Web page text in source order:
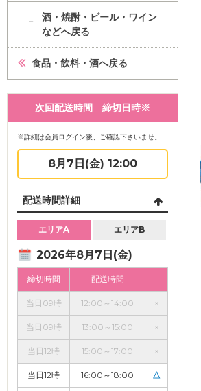
酒・焼酎・ビール・ワイン
などへ戻る
食品・飲料・酒へ戻る
次回配送時間 締切日時※
※詳細は会員ログイン後、ご確認下さいませ。
8月7日(金) 12:00
配送時間詳細
エリアA エリアB
2026年8月7日(金)
締切時間 配送時間
当日09時 12:00～14:00 ×
当日09時 13:00～15:00 ×
当日12時 15:00～17:00 ×
当日12時 16:00～18:00 △